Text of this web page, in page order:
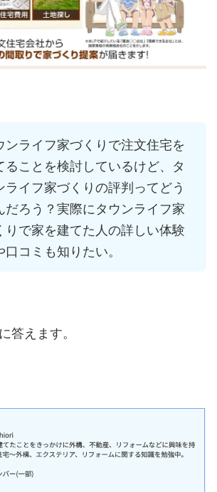
ンライフ家づくりで注文住宅を
ることを検討しているけど、タ
ライフ家づくりの評判ってどう
だろう？実際にタウンライフ家
りで家を建てた人の詳しい体験
口コミも知りたい。
答えます。